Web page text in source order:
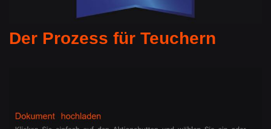
Der Prozess für Teuchern